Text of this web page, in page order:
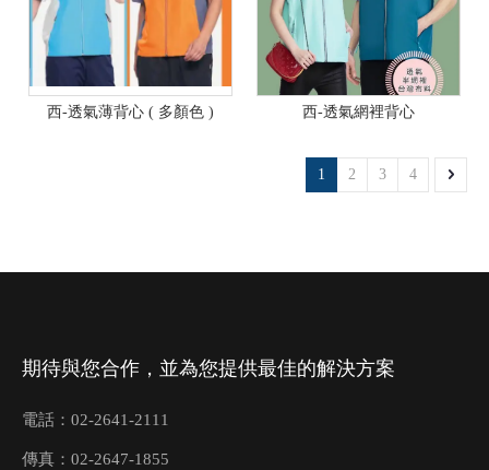
西-透氣薄背心 ( 多顏色 ) 西-透氣網裡背心
1 2 3 4
期待與您合作，並為您提供最佳的解決方案
電話：02-2641-2111
傳真：02-2647-1855